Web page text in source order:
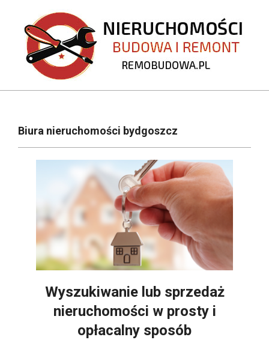
content
REMOBUDOWA.PL
NavigationBiura nieruchomości bydgoszcz
Wyszukiwanie lub sprzedaż
nieruchomości w prosty i
opłacalny sposób